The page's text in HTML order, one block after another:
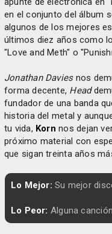
en el conjunto del álbum
algunos de los mejores
últimos diez años como
"Love and Meth" o
Jonathan Daviesnos
forma decente, Head
fundador de una banda
historia del metal y
tu vida, Korn nos dejan
próximo material con
que sigan treinta años
Lo Mejor: Su mejor
Lo Peor: Alguna